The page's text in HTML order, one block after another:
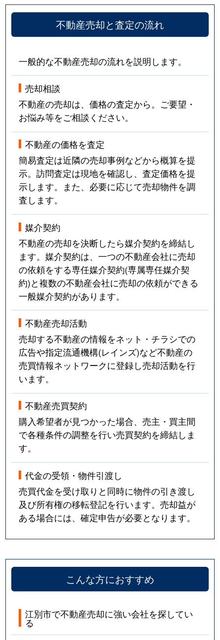
不動産売却と査定の流れ
一般的な不動産売却の流れを説明します。
売却相談
不動産の売却は、価格の査定から。ご要望・
お悩み等をご相談ください。
不動産の価格を査定
簡易査定は近隣の売却事例などから概算を提
示。訪問査定は現地を確認し、査定価格を提
示します。また、必要に応じて売却物件を調
査します。
媒介契約
不動産の売却を決断したら媒介契約を締結し
ます。媒介契約は、一つの不動産会社に売却
の依頼をする専任媒介契約(専属専任媒介契
約)と複数の不動産会社に売却の依頼ができる
一般媒介契約があります。
不動産売却活動
売却する不動産の情報をネット・チラシでの
広告や指定流通機構(レインズ)など不動産の
売買情報ネットワークに登録し売却活動を行
います。
不動産売買契約
購入希望者が見つかった場合、売主・買主間
で各種条件の調整を行い売買契約を締結しま
す。
代金の受領・物件引渡し
売買代金を受け取りと同時に物件の引き渡し
及び所有権の移転登記を行います。売却益が
ある場合には、確定申告が必要となります。
こんな方におすすめ
江別市で不動産売却に強い会社を探してい
る